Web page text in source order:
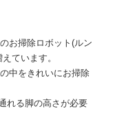
お掃除ロボット(ルン
ています。
中をきれいにお掃除
れる脚の高さが必要